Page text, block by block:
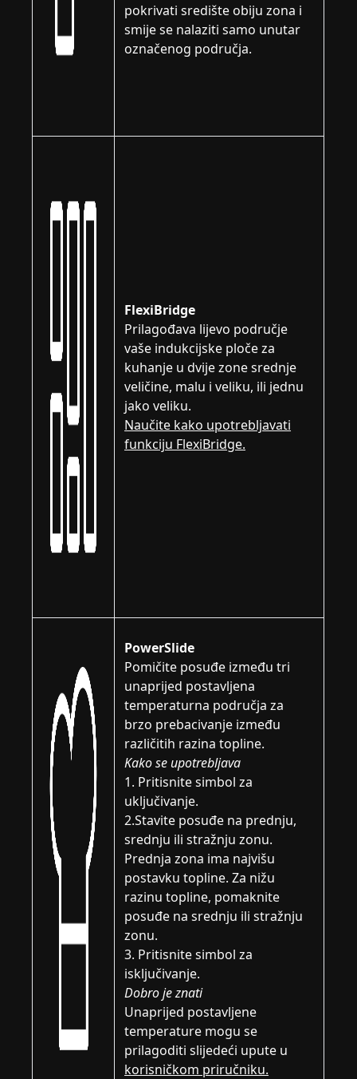
pokrivati središte obiju zona i
smije se nalaziti samo unutar
označenog područja.
FlexiBridge
Prilagođava lijevo područje
vaše indukcijske ploče za
kuhanje u dvije zone srednje
veličine, malu i veliku, ili jednu
jako veliku.
Naučite kako upotrebljavati
funkciju FlexiBridge.
PowerSlide
Pomičite posuđe između tri
unaprijed postavljena
temperaturna područja za
brzo prebacivanje između
različitih razina topline.
Kako se upotrebljava
1. Pritisnite simbol za
uključivanje.
2.Stavite posuđe na prednju,
srednju ili stražnju zonu.
Prednja zona ima najvišu
postavku topline. Za nižu
razinu topline, pomaknite
posuđe na srednju ili stražnju
zonu.
3. Pritisnite simbol za
isključivanje.
Dobro je znati
Unaprijed postavljene
temperature mogu se
prilagoditi slijedeći upute u
korisničkom priručniku.